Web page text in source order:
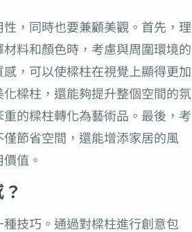
，同時也要兼顧美觀。首先，理
料和顏色時，考慮與周圍環境的
，可以使樑柱在視覺上顯得更加
樑柱，還能夠提升整個空間的氛
的樑柱轉化為藝術品。最後，考
節省空間，還能增添家居的風
值。
技巧。通過對樑柱進行創意包